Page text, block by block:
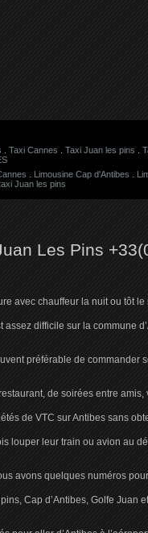
Taxi Cannes Taxi Juan les pins
Limousine Cap d'Antibes
Juan les pins
Les Pins
avec chauffeur la nuit ou tôt
assez difficile sur la commune
préférable de commander
de soirées entre
de VTC sur Antibes sans
louper leur train ou avion au
avons quelques numéros
Cap d’Antibes, Golfe Juan